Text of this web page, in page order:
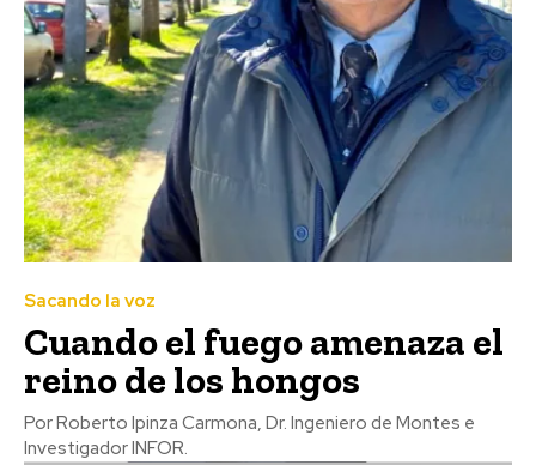
Sacando la voz
Cuando el fuego amenaza el
reino de los hongos
Por Roberto Ipinza Carmona, Dr. Ingeniero de Montes e
Investigador INFOR.